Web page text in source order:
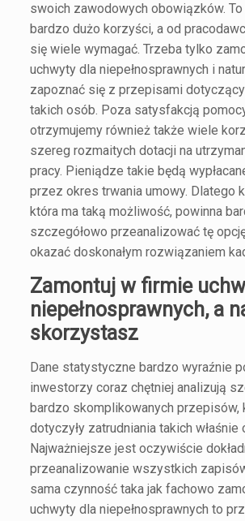
swoich zawodowych obowiązków.
bardzo dużo korzyści, a od
się wiele wymagać. Trzeba tylko
uchwyty dla niepełnosprawnych i
zapoznać się z przepisami
takich osób. Poza satysfakcją
otrzymujemy również także wiele
szereg rozmaitych dotacji na
pracy. Pieniądze takie będą
przez okres trwania umowy. Dlatego
która ma taką możliwość, powinna
szczegółowo przeanalizować tę
okazać doskonałym rozwiązaniem
Zamontuj w firmie
niepełnosprawnych, a
skorzystasz
Dane statystyczne bardzo wyraźnie
inwestorzy coraz chętniej analizują
bardzo skomplikowanych przepisów,
dotyczyły zatrudniania takich właśnie
Najważniejsze jest oczywiście
przeanalizowanie wszystkich
sama czynność taka jak fachowo
uchwyty dla niepełnosprawnych to